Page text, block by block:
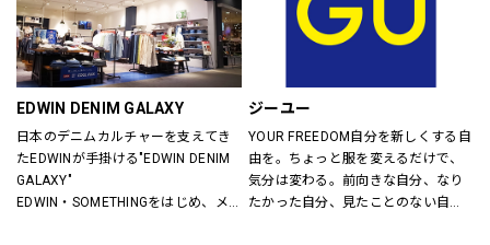
EDWIN DENIM GALAXY
日本のデニムカルチャーを支えてき
たEDWINが手掛ける"EDWIN DENIM
GALAXY"
EDWIN・SOMETHINGをはじめ、メ
ジーユー
YOUR FREEDOM自分を新しくする自
由を。ちょっと服を変えるだけで、
気分は変わる。前向きな自分、なり
たかった自分、見たことのない自